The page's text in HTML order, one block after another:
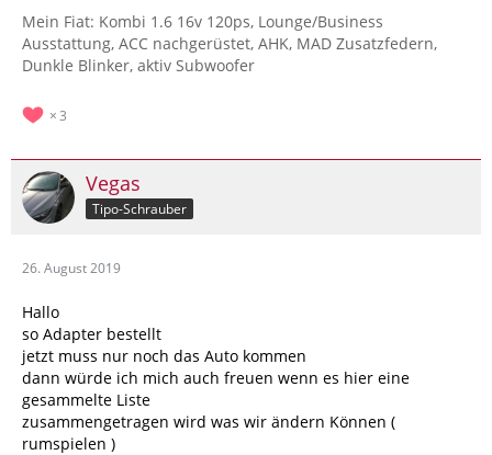
Mein Fiat: Kombi 1.6 16v 120ps, Lounge/Business
Ausstattung, ACC nachgerüstet, AHK, MAD Zusatzfedern,
Dunkle Blinker, aktiv Subwoofer
3
Vegas
Tipo-Schrauber
26. August 2019
Hallo
so Adapter bestellt
jetzt muss nur noch das Auto kommen
dann würde ich mich auch freuen wenn es hier eine
gesammelte Liste
zusammengetragen wird was wir ändern Können (
rumspielen )